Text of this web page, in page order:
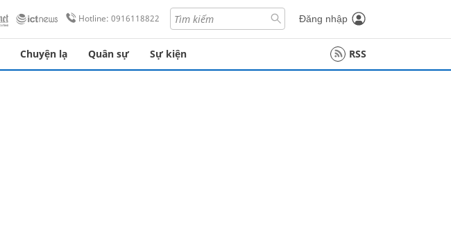
Hotline: 0916118822 Đăng nhập
Chuyện lạ Quân sự Sự kiện RSS